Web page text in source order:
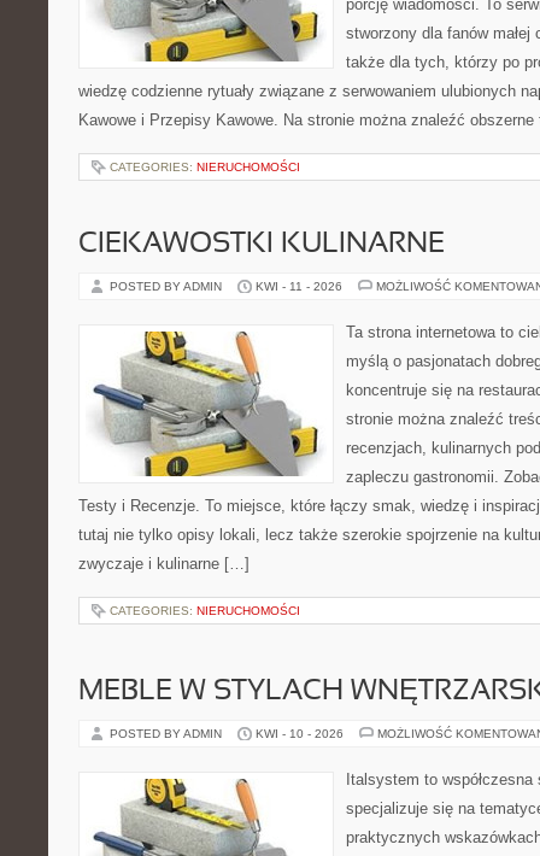
porcję wiadomości. To
stworzony dla fanów
także dla tych, którzy po
wiedzę codzienne rytuały związane z serwowaniem ulubionych
Kawowe i Przepisy Kawowe. Na stronie można znaleźć
CATEGORIES: NIERUCHOMOŚCI
CIEKAWOSTKI KULINARNE
POSTED BY ADMIN KWI - 11 - 2026 MOŻLIWOŚĆ
Ta strona internetowa to
myślą o pasjonatach
koncentruje się na
stronie można znaleźć
recenzjach, kulinarnych
zapleczu gastronomii.
Testy i Recenzje. To miejsce, które łączy smak, wiedzę i
tutaj nie tylko opisy lokali, lecz także szerokie spojrzenie na
zwyczaje i kulinarne […]
CATEGORIES: NIERUCHOMOŚCI
MEBLE W STYLACH
POSTED BY ADMIN KWI - 10 - 2026 MOŻLIWOŚĆ
Italsystem to
specjalizuje się na
praktycznych